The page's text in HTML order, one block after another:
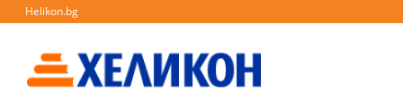
Helikon.bg